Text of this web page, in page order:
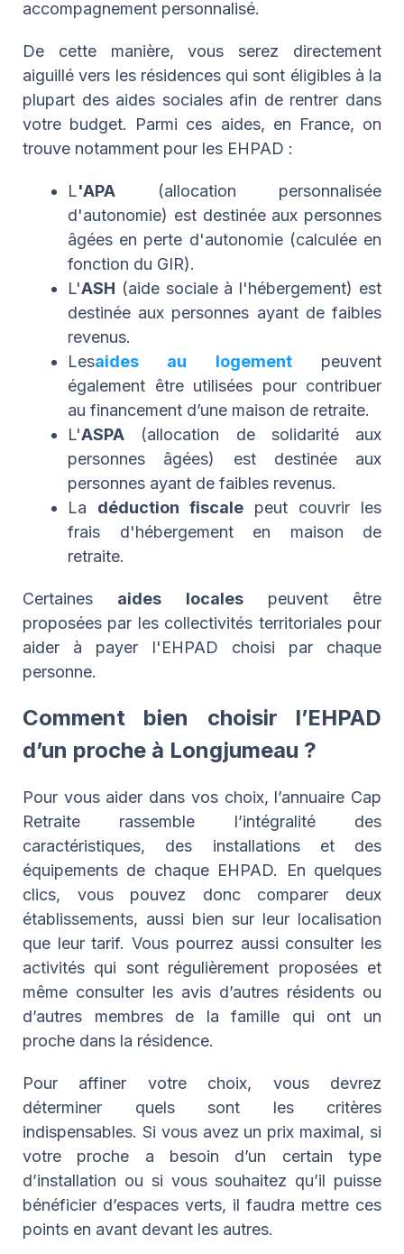
accompagnement personnalisé.
De cette manière, vous serez directement
aiguillé vers les résidences qui sont éligibles à la
plupart des aides sociales afin de rentrer dans
votre budget. Parmi ces aides, en France, on
trouve notamment pour les EHPAD :
L'APA (allocation personnalisée
d'autonomie) est destinée aux personnes
âgées en perte d'autonomie (calculée en
fonction du GIR).
L'ASH (aide sociale à l'hébergement) est
destinée aux personnes ayant de faibles
revenus.
Lesaides au logementpeuvent
également être utilisées pour contribuer
au financement d’une maison de retraite.
L'ASPA (allocation de solidarité aux
personnes âgées) est destinée aux
personnes ayant de faibles revenus.
La déduction fiscale peut couvrir les
frais d'hébergement en maison de
retraite.
Certaines aides localespeuvent être
proposées par les collectivités territoriales pour
aider à payer l'EHPAD choisi par chaque
personne.
Comment bien choisir l’EHPAD
d’un proche à Longjumeau ?
Pour vous aider dans vos choix, l’annuaire Cap
Retraite rassemble l’intégralité des
caractéristiques, des installations et des
équipements de chaque EHPAD. En quelques
clics, vous pouvez donc comparer deux
établissements, aussi bien sur leur localisation
que leur tarif. Vous pourrez aussi consulter les
activités qui sont régulièrement proposées et
même consulter les avis d’autres résidents ou
d’autres membres de la famille qui ont un
proche dans la résidence.
Pour affiner votre choix, vous devrez
déterminer quels sont les critères
indispensables. Si vous avez un prix maximal, si
votre proche a besoin d’un certain type
d’installation ou si vous souhaitez qu’il puisse
bénéficier d’espaces verts, il faudra mettre ces
points en avant devant les autres.